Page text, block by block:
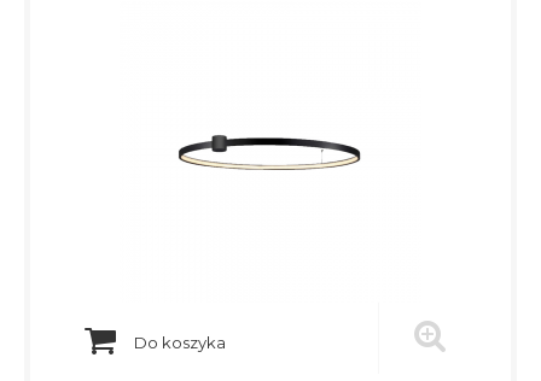
Do koszyka